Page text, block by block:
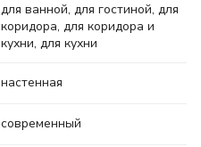
для ванной, для гостиной, для
коридора, для коридора и
кухни, для кухни
настенная
современный